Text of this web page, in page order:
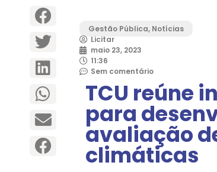
Gestão Pública, Notícias
Licitar
maio 23, 2023
11:36
Sem comentário
TCU reúne
para
avaliação
climáticas